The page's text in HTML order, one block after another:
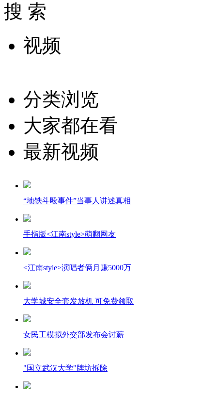
搜 索
视频
分类浏览
大家都在看
最新视频
“地铁斗殴事件”当事人讲述真相
手指版<江南style>萌翻网友
<江南style>演唱者俩月赚5000万
大学城安全套发放机 可免费领取
女民工模拟外交部发布会讨薪
"国立武汉大学"牌坊拆除